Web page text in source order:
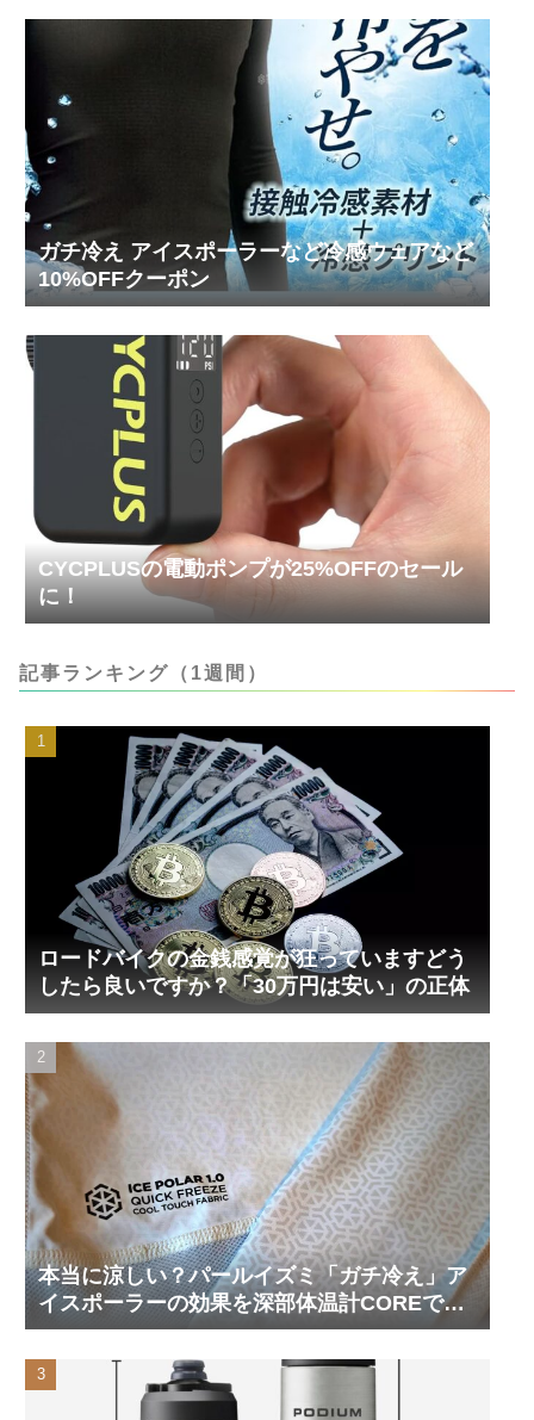
ガチ冷え アイスポーラーなど冷感ウェアなど
10%OFFクーポン
CYCPLUSの電動ポンプが25%OFFのセール
に！
記事ランキング（1週間）
ロードバイクの金銭感覚が狂っていますどう
したら良いですか？「30万円は安い」の正体
本当に涼しい？パールイズミ「ガチ冷え」ア
イスポーラーの効果を深部体温計COREで測
ってみた